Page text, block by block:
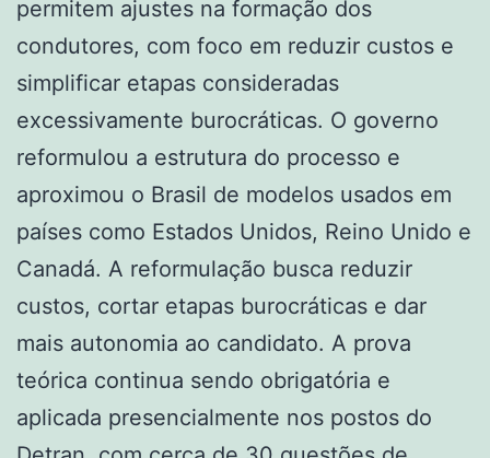
permitem ajustes na formação dos
condutores, com foco em reduzir custos e
simplificar etapas consideradas
excessivamente burocráticas. O governo
reformulou a estrutura do processo e
aproximou o Brasil de modelos usados em
países como Estados Unidos, Reino Unido e
Canadá. A reformulação busca reduzir
custos, cortar etapas burocráticas e dar
mais autonomia ao candidato. A prova
teórica continua sendo obrigatória e
aplicada presencialmente nos postos do